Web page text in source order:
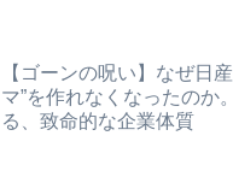
【ゴーンの呪い】なぜ日
マ”を作れなくなったのか
る、致命的な企業体質